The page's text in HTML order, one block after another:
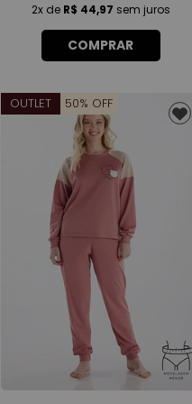
2xde R$ 44,97 sem juros
COMPRAR
OUTLET 50% OFF